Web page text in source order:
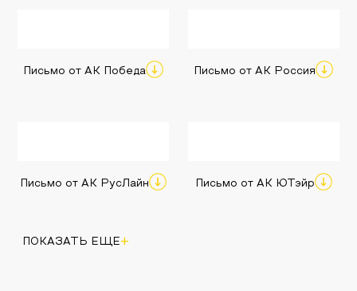
Письмо от АК Победа Письмо от АК Россия
Письмо от АК РусЛайн Письмо от АК ЮТэйр
ПОКАЗАТЬ ЕЩЕ+